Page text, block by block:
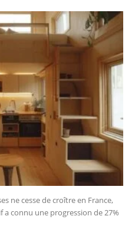
ne cesse de croître en France,
connu une progression de 27%